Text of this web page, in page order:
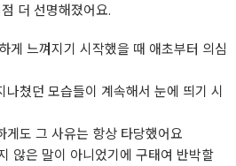
더 선명해졌어요.
게 느껴지기 시작했을 때 애초부터 의심
쳤던 모습들이 계속해서 눈에 띄기 시
도 그 사유는 항상 타당했어요
않은 말이 아니었기에 구태여 반박할